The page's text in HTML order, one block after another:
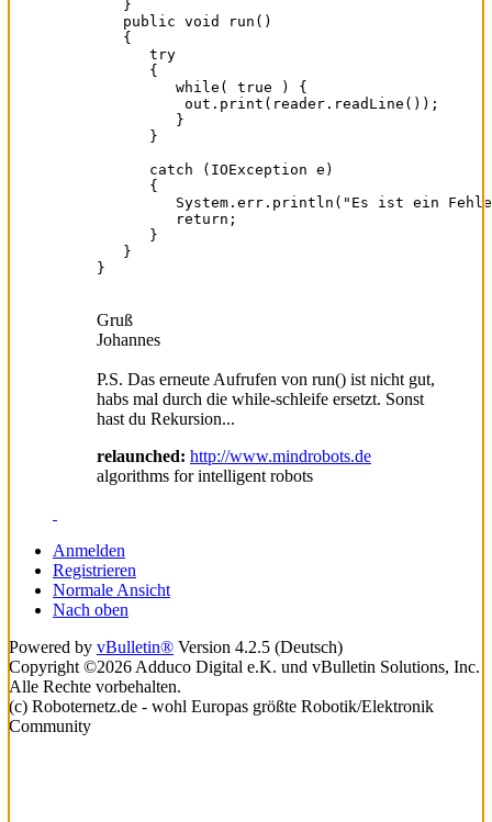
   }
   public void run()
   {
      try
      {
         while( true ) {
          out.print(reader.readLine());
         }
      }
      catch (IOException e)
      {
System.err.println("Es ist ein
         return;
      }
   }
}
Gruß
Johannes
P.S. Das erneute Aufrufen von run() ist nicht gut,
habs mal durch die while-schleife ersetzt. Sonst
hast du Rekursion...
relaunched: http://www.mindrobots.de
algorithms for intelligent robots
Anmelden
Registrieren
Normale Ansicht
Nach oben
Powered by vBulletin® Version 4.2.5 (Deutsch)
Copyright ©2026 Adduco Digital e.K. und vBulletin Solutions, Inc.
Alle Rechte vorbehalten.
(c) Roboternetz.de - wohl Europas größte Robotik/Elektronik
Community